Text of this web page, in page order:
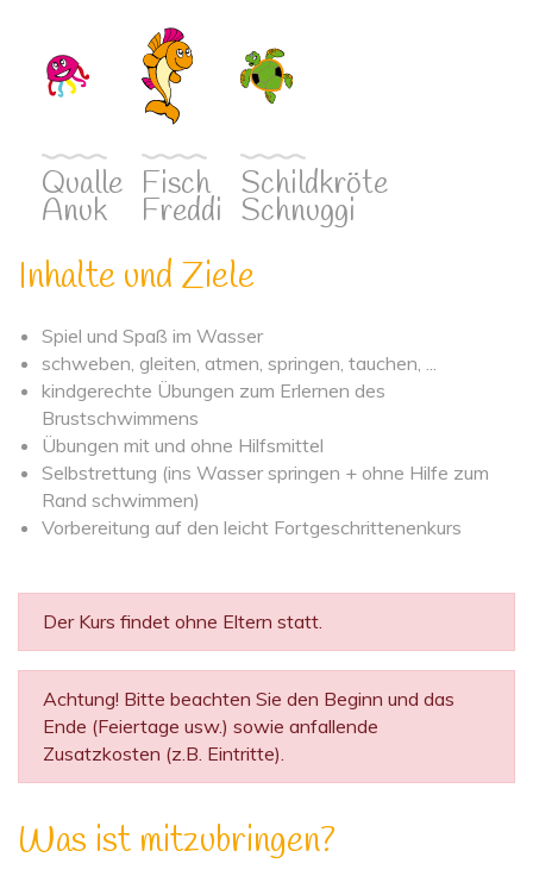
Qualle
Anuk
Fisch
Freddi
Schildkröte
Schnuggi
Inhalte und Ziele
Spiel und Spaß im Wasser
schweben, gleiten, atmen, springen, tauchen, ...
kindgerechte Übungen zum Erlernen des
Brustschwimmens
Übungen mit und ohne Hilfsmittel
Selbstrettung (ins Wasser springen + ohne Hilfe zum
Rand schwimmen)
Vorbereitung auf den leicht Fortgeschrittenenkurs
Der Kurs findet ohne Eltern statt.
Achtung! Bitte beachten Sie den Beginn und das
Ende (Feiertage usw.) sowie anfallende
Zusatzkosten (z.B. Eintritte).
Was ist mitzubringen?